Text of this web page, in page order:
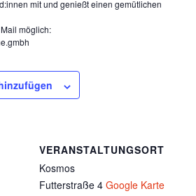
mit und genießt einen gemütlichen
möglich:
VERANSTALTUNGSORT
Kosmos
Futterstraße 4 Google Karte